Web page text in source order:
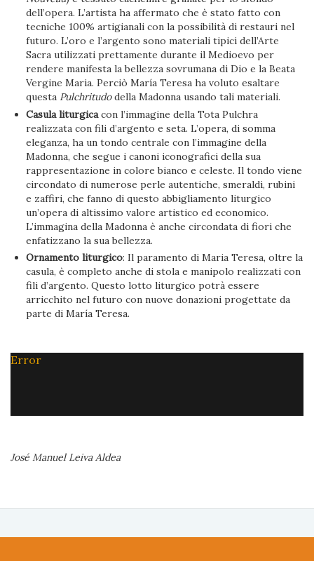
dell’opera. L’artista ha affermato che è stato fatto con
tecniche 100% artigianali con la possibilità di restauri nel
futuro. L’oro e l’argento sono materiali tipici dell’Arte
Sacra utilizzati prettamente durante il Medioevo per
rendere manifesta la bellezza sovrumana di Dio e la Beata
Vergine Maria. Perciò María Teresa ha voluto esaltare
questa Pulchritudodella Madonna usando tali materiali.
Casula liturgicacon l’immagine della Tota Pulchra
realizzata con fili d’argento e seta. L’opera, di somma
eleganza, ha un tondo centrale con l’immagine della
Madonna, che segue i canoni iconografici della sua
rappresentazione in colore bianco e celeste. Il tondo viene
circondato di numerose perle autentiche, smeraldi, rubini
e zaffiri, che fanno di questo abbigliamento liturgico
un’opera di altissimo valore artistico ed economico.
L’immagina della Madonna è anche circondata di fiori che
enfatizzano la sua bellezza.
Ornamento liturgico: Il paramento di Maria Teresa, oltre la
casula, è completo anche di stola e manipolo realizzati con
fili d’argento. Questo lotto liturgico potrà essere
arricchito nel futuro con nuove donazioni progettate da
parte di María Teresa.
Error
José Manuel Leiva Aldea